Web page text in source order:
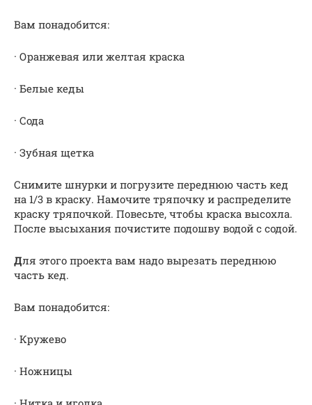
Вам понадобится:
· Оранжевая или желтая краска
· Белые кеды
· Сода
· Зубная щетка
Снимите шнурки и погрузите переднюю часть кед
на 1/3 в краску. Намочите тряпочку и распределите
краску тряпочкой. Повесьте, чтобы краска высохла.
После высыхания почистите подошву водой с содой.
Для этого проекта вам надо вырезать переднюю
часть кед.
Вам понадобится:
· Кружево
· Ножницы